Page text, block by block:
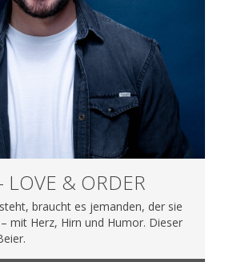
LOVE & ORDER
braucht es jemanden, der sie
mit Herz, Hirn und Humor. Dieser